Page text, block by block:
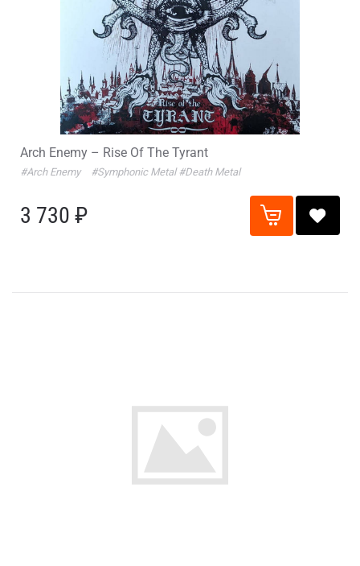
Arch Enemy – Rise Of The Tyrant
#Arch Enemy #Symphonic Metal #Death Metal
3 730 ₽